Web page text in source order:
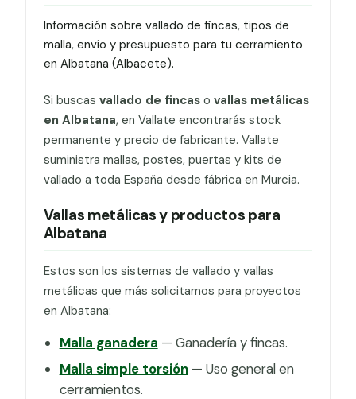
Información sobre vallado de fincas, tipos de
malla, envío y presupuesto para tu cerramiento
en Albatana (Albacete).
Si buscas vallado de fincaso vallas metálicas
en Albatana, en Vallate encontrarás stock
permanente y precio de fabricante. Vallate
suministra mallas, postes, puertas y kits de
vallado a toda España desde fábrica en Murcia.
Vallas metálicas y productos para
Albatana
Estos son los sistemas de vallado y vallas
metálicas que más solicitamos para proyectos
en Albatana:
Malla ganadera — Ganadería y fincas.
Malla simple torsión— Uso general en
cerramientos.